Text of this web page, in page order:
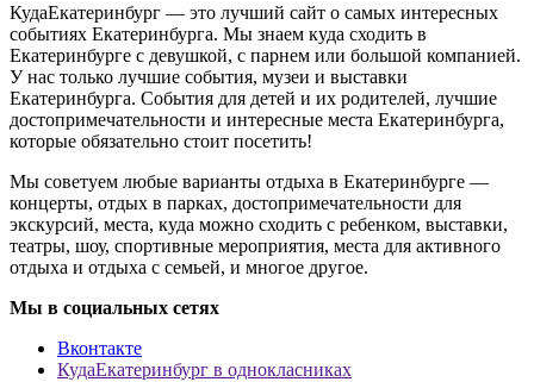
КудаЕкатеринбург — это лучший сайт о самых интересных
событиях Екатеринбурга. Мы знаем куда сходить в
Екатеринбурге с девушкой, с парнем или большой компанией.
У нас только лучшие события, музеи и выставки
Екатеринбурга. События для детей и их родителей, лучшие
достопримечательности и интересные места Екатеринбурга,
которые обязательно стоит посетить!
Мы советуем любые варианты отдыха в Екатеринбурге —
концерты, отдых в парках, достопримечательности для
экскурсий, места, куда можно сходить с ребенком, выставки,
театры, шоу, спортивные мероприятия, места для активного
отдыха и отдыха с семьей, и многое другое.
Мы в социальных сетях
Вконтакте
КудаЕкатеринбург в однокласниках